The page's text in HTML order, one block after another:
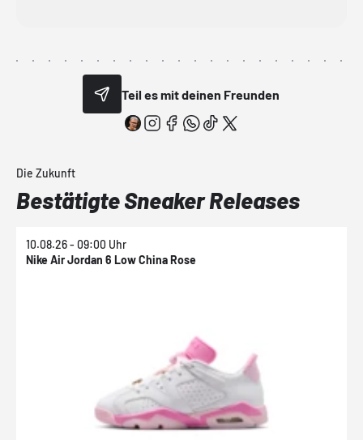
Teil es mit deinen Freunden
Die Zukunft
Bestätigte Sneaker Releases
10.08.26 - 09:00 Uhr
Nike Air Jordan 6 Low China Rose